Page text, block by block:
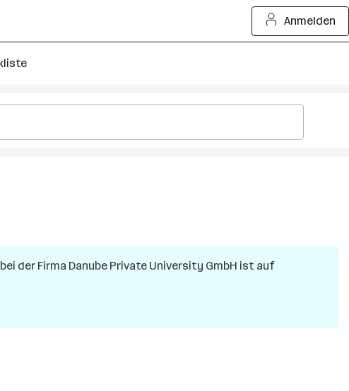
Anmelden
bei der Firma Danube Private University GmbH ist auf